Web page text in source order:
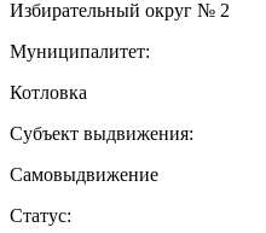
Избирательный округ № 2
Муниципалитет:
Котловка
Субъект выдвижения:
Самовыдвижение
Статус: